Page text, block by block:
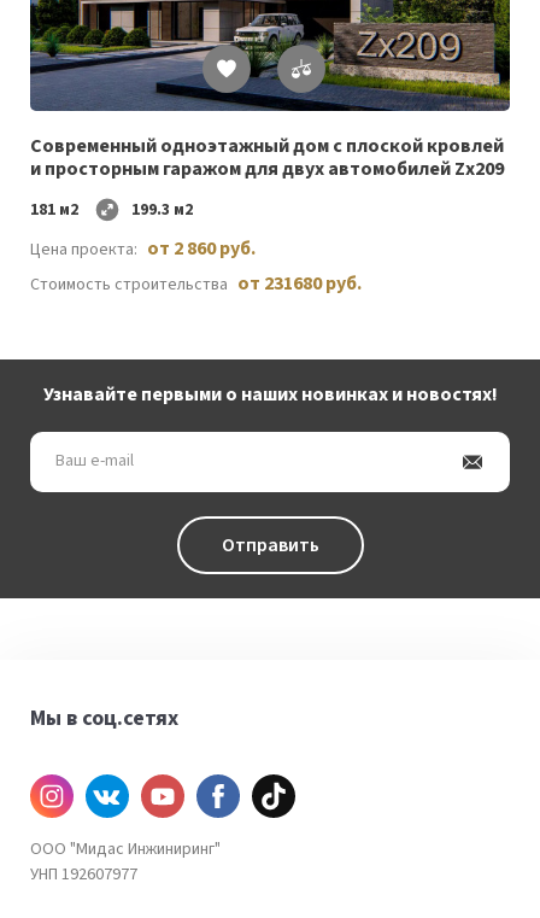
Список
желаемого
Cовременный одноэтажный дом c плоской кровлей
и просторным гаражом для двух автомобилей Zx209
181 м2
199.3 м2
Цена проекта: от 2 860 руб.
Стоимость строительства от 231680 руб.
Узнавайте первыми о наших новинках и новостях!
Ваш
mail
Отправить
Мы в соц.сетях
Инстаграм
ВКонтакте
YouTube
Facebook
TiKtok
ООО "Мидас Инжиниринг"
УНП 192607977